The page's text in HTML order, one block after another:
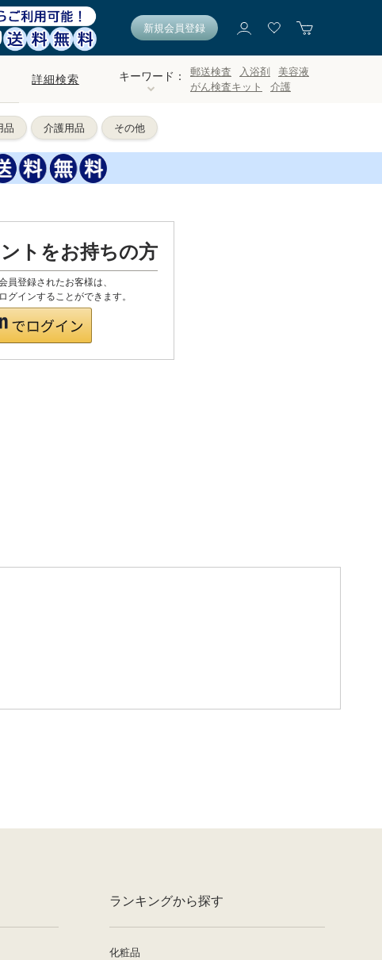
新規会員登録
詳細検索 キーワード： 郵送検査 入浴剤
美容液
がん検査キット
介護
品 介護用品 その他
トをお持ちの方
員登録されたお客様は、
グインすることができます。
ランキングから探す
化粧品